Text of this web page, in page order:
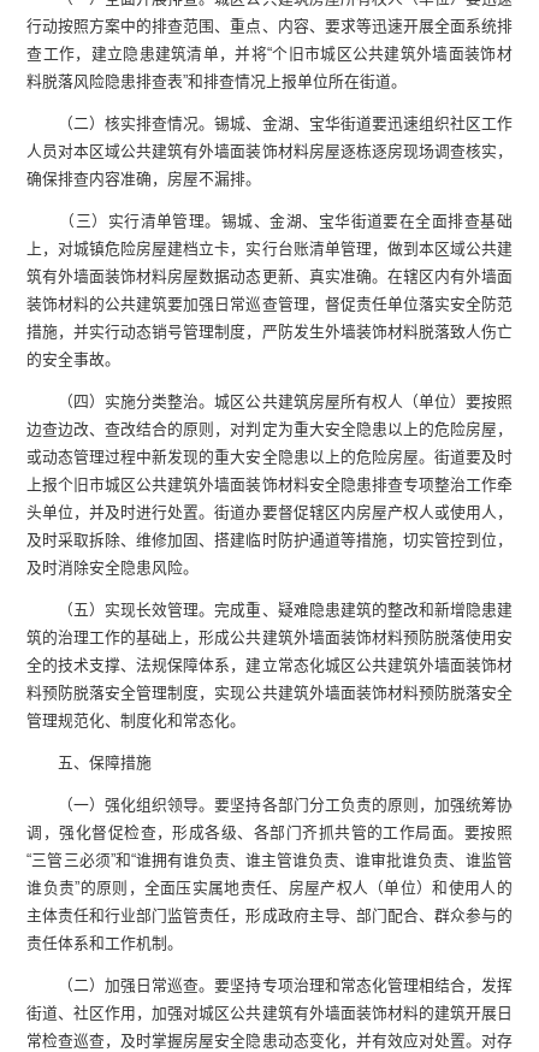
行动按照方案中的排查范围、重点、内容、要求等迅速开展全面系统排
查工作，建立隐患建筑清单，并将“个旧市城区公共建筑外墙面装饰材
料脱落风险隐患排查表”和排查情况上报单位所在街道。
（二）核实排查情况。锡城、金湖、宝华街道要迅速组织社区工作
人员对本区域公共建筑有外墙面装饰材料房屋逐栋逐房现场调查核实，
确保排查内容准确，房屋不漏排。
（三）实行清单管理。锡城、金湖、宝华街道要在全面排查基础
上，对城镇危险房屋建档立卡，实行台账清单管理，做到本区域公共建
筑有外墙面装饰材料房屋数据动态更新、真实准确。在辖区内有外墙面
装饰材料的公共建筑要加强日常巡查管理，督促责任单位落实安全防范
措施，并实行动态销号管理制度，严防发生外墙装饰材料脱落致人伤亡
的安全事故。
（四）实施分类整治。城区公共建筑房屋所有权人（单位）要按照
边查边改、查改结合的原则，对判定为重大安全隐患以上的危险房屋，
或动态管理过程中新发现的重大安全隐患以上的危险房屋。街道要及时
上报个旧市城区公共建筑外墙面装饰材料安全隐患排查专项整治工作牵
头单位，并及时进行处置。街道办要督促辖区内房屋产权人或使用人，
及时采取拆除、维修加固、搭建临时防护通道等措施，切实管控到位，
及时消除安全隐患风险。
（五）实现长效管理。完成重、疑难隐患建筑的整改和新增隐患建
筑的治理工作的基础上，形成公共建筑外墙面装饰材料预防脱落使用安
全的技术支撑、法规保障体系，建立常态化城区公共建筑外墙面装饰材
料预防脱落安全管理制度，实现公共建筑外墙面装饰材料预防脱落安全
管理规范化、制度化和常态化。
五、保障措施
（一）强化组织领导。要坚持各部门分工负责的原则，加强统筹协
调，强化督促检查，形成各级、各部门齐抓共管的工作局面。要按照
“三管三必须”和“谁拥有谁负责、谁主管谁负责、谁审批谁负责、谁监管
谁负责”的原则，全面压实属地责任、房屋产权人（单位）和使用人的
主体责任和行业部门监管责任，形成政府主导、部门配合、群众参与的
责任体系和工作机制。
（二）加强日常巡查。要坚持专项治理和常态化管理相结合，发挥
街道、社区作用，加强对城区公共建筑有外墙面装饰材料的建筑开展日
常检查巡查，及时掌握房屋安全隐患动态变化，并有效应对处置。对存